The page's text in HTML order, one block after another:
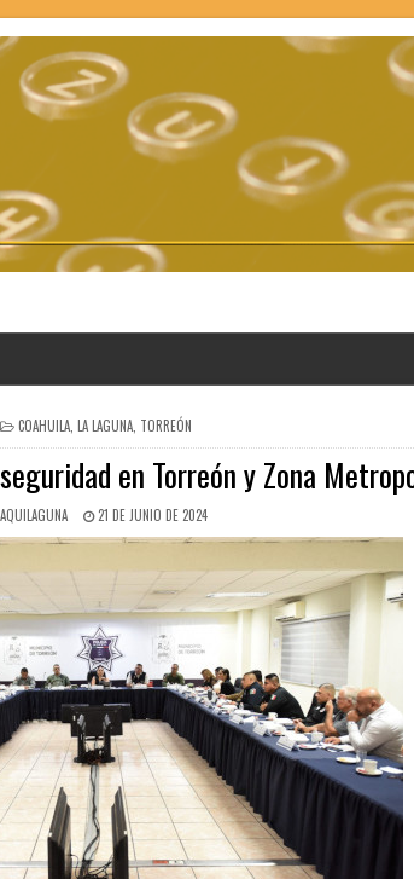
POSTED
IN
COAHUILA, LA LAGUNA, TORREÓN
en Torreón y Zona
AQUILAGUNA 21 DE JUNIO DE 2024